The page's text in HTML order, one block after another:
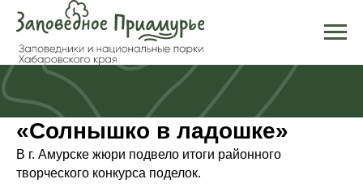
«Солнышко в ладошке»
В г. Амурске жюри подвело итоги районного
творческого конкурса поделок.